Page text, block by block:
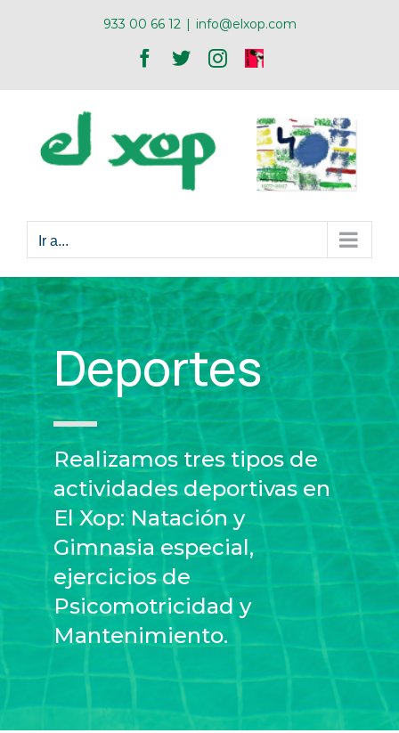
933 00 66 12 info@elxop.com
Facebook
TwitterInstagram
ONA
Ir a...
Deportes
Realizamos tres tipos de
actividades deportivas en
El Xop: Natación y
Gimnasia especial,
ejercicios de
Psicomotricidad y
Mantenimiento.